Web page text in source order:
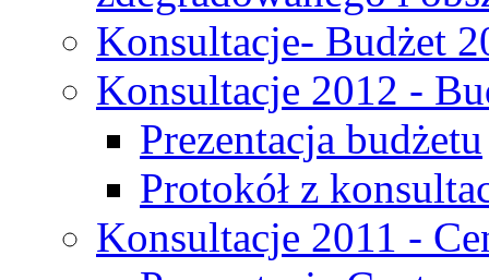
Konsultacje- Budżet
Konsultacje 2012 -
Prezentacja budżetu
Protokół z
Konsultacje 2011 -